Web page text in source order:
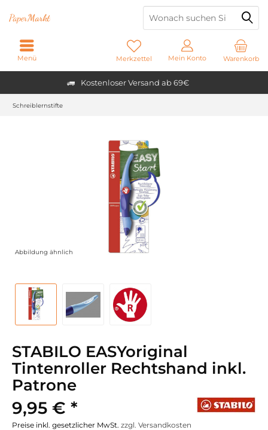
Kostenloser Versand ab 69€
PaperMarkt
Warenkorb
Merkzettel Mein Konto
Menü
Schreiblernstifte
Abbildung ähnlich
STABILO EASYoriginal
Tintenroller Rechtshand inkl.
Patrone
9,95 € *
Preise inkl. gesetzlicher MwSt. zzgl. Versandkosten